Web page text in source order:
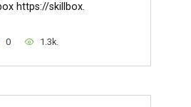
https://skillbox.
0 1.3k.